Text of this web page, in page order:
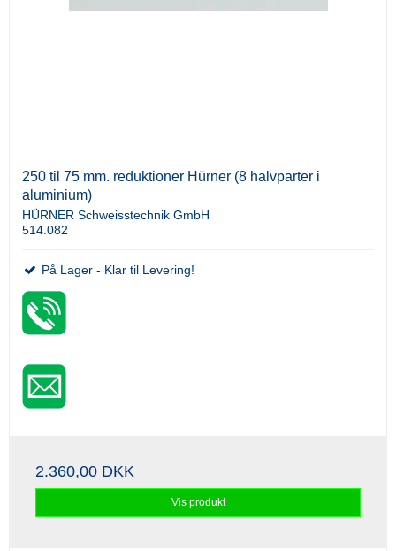
250 til 75 mm. reduktioner Hürner (8 halvparter i
aluminium)
HÜRNER Schweisstechnik GmbH
514.082
På Lager - Klar til Levering!
2.360,00 DKK
Vis produkt